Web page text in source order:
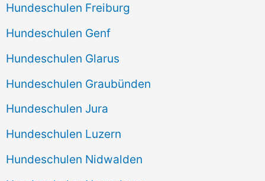
Hundeschulen Freiburg
Hundeschulen Genf
Hundeschulen Glarus
Hundeschulen Graubünden
Hundeschulen Jura
Hundeschulen Luzern
Hundeschulen Nidwalden